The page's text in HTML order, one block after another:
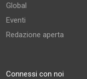
Global
Eventi
Redazione aperta
Connessi con noi